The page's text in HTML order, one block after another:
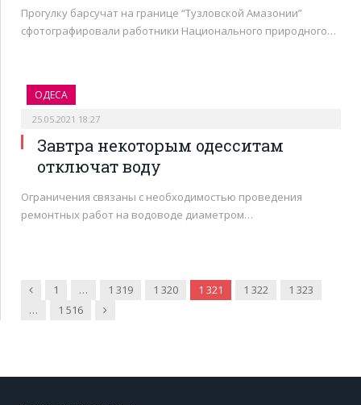
Прогулку барсучат на границе “Тузловской Амазонии”
сфотографировали работники Национального природного…
ОДЕСА
25.05.2021 18:27
Завтра некоторым одесситам
отключат воду
Ограничения связаны с необходимостью проведения
ремонтных работ на водоводе диаметром…
Попередня
1 … 1 319 1 320 1 321 1 322
1 323
…
1 516 Наступна